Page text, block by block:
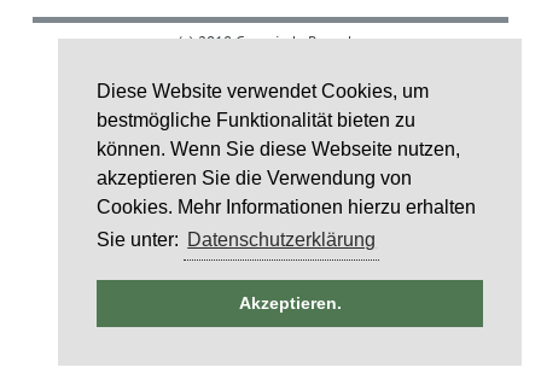
Diese Website verwendet Cookies, um
bestmögliche Funktionalität bieten zu
können. Wenn Sie diese Webseite nutzen,
akzeptieren Sie die Verwendung von
Cookies. Mehr Informationen hierzu erhalten
Sie unter: Datenschutzerklärung
Akzeptieren.
(c) 2018 Gemeinde Rumohr.
Layoutcredit by HTML5 UP